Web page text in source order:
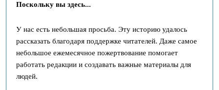
Поскольку вы здесь...
У нас есть небольшая просьба. Эту историю удалось
рассказать благодаря поддержке читателей. Даже самое
небольшое ежемесячное пожертвование помогает
работать редакции и создавать важные материалы для
людей.